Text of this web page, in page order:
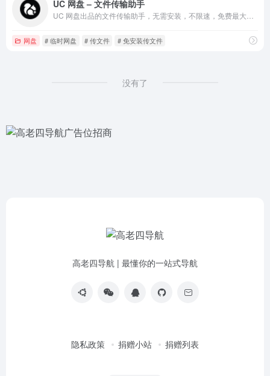
UC 网盘 – 文件传输助手
网盘 # 临时网盘 # 传文件 # 免安装传文件
没有了
高老四导航 | 最懂你的一站式导航
隐私政策 捐赠小站 捐赠列表